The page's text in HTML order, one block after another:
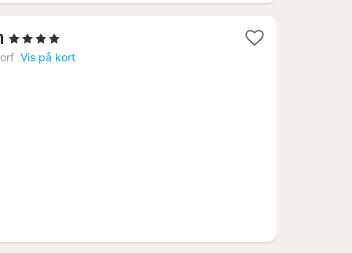
1
nat
, 4 Stjerner
Vis på kort